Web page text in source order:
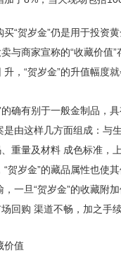
贺岁金”仍是用于投资黄
与商家宣称的“收藏价
，“贺岁金”的升值幅度
有别于一般金制品，具
由这样几方面组成：与
重量及材料 成色标准，
岁金”的藏品属性也使其
一旦“贺岁金”的收藏附
回购 渠道不畅，加之手
值